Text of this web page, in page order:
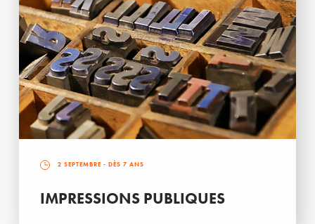
2 SEPTEMBRE - DÈS 7 ANS
IMPRESSIONS PUBLIQUES